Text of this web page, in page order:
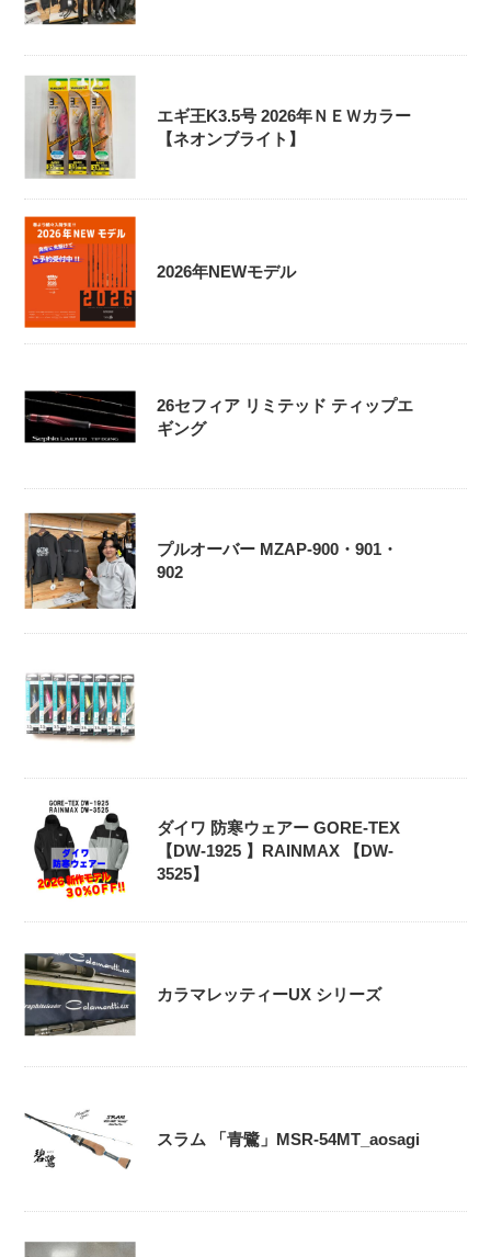
エギ王K3.5号 2026年ＮＥＷカラー
【ネオンブライト】
2026年NEWモデル
26セフィア リミテッド ティップエ
ギング
プルオーバー MZAP-900・901・
902
ダイワ 防寒ウェアー GORE-TEX
【DW-1925 】RAINMAX 【DW-
3525】
カラマレッティーUX シリーズ
スラム 「青鷺」MSR-54MT_aosagi